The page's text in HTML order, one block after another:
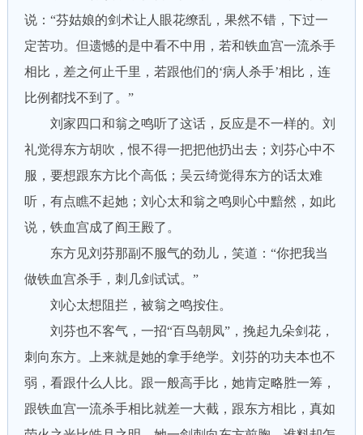
说：“芬姑娘的剑术让人眼花缭乱，果然不错，下过一
定苦功。但遗憾的是中看不中用，若和铁血宫一流杀手
相比，差之何止千里，若跟他们的‘病人杀手’相比，连
比例都找不到了。”
刘家四口和翁之鸣听了这话，反应是不一样的。刘
礼觉得东方胡吹，恨不得一把把他扔出去；刘芬心中不
服，要想跟东方比个高低；吴云绮觉得东方的话太难
听，有点瞧不起她；刘心太和翁之鸣则心中黯然，如此
说，铁血宫成了阎王殿了。
东方见刘芬那副不服气的劲儿，笑道：“你把我当
做铁血宫杀手，刺几剑试试。”
刘心太想阻拦，被翁之鸣按住。
刘芬也不客气，一招“百鸟朝凤”，挽起九朵剑花，
刺向东方。上来就是她的拿手绝学。刘芬的功夫本也不
弱，看跟什么人比。跟一般高手比，她肯定略胜一筹，
跟铁血宫一流杀手相比就差一大截，跟东方相比，真如